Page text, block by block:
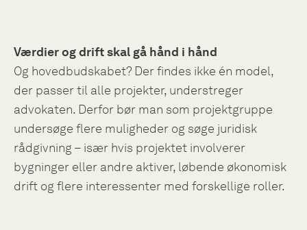
Værdier og drift skal gå hånd i hånd
Og hovedbudskabet? Der findes ikke én model,
der passer til alle projekter, understreger
advokaten. Derfor bør man som projektgruppe
undersøge flere muligheder og søge juridisk
rådgivning – især hvis projektet involverer
bygninger eller andre aktiver, løbende økonomisk
drift og flere interessenter med forskellige roller.